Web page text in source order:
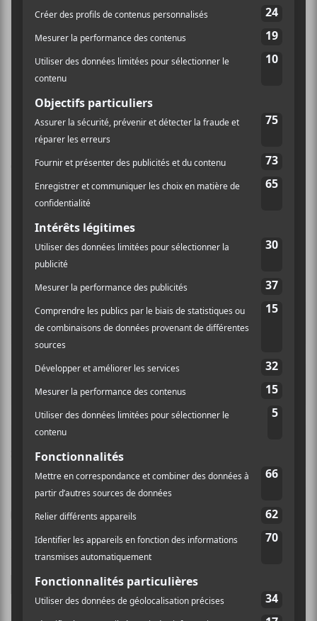
Janime Jeanine : Lancement
de Rock poutine de Perdrix
Essaie Pas, Bernardino
Femminielli, Pelada et plus.
Laissez un commentaire
Commentaire
Nom (obligatoire)
Email (ne sera pas publié) (obligatoire)
Site Web
Enregistrer mon nom, mon e-mail et mon site dans
le navigateur pour mon prochain commentaire.
Ce site utilise Akismet pour réduire les indésirables.